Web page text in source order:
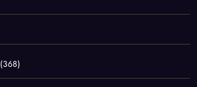
(368)